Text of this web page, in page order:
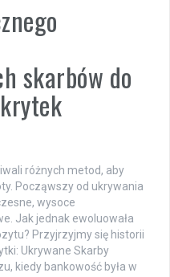
skarbów do
różnych metod, aby
Począwszy od ukrywania
wysoce
Jak jednak ewoluowała
Przyjrzyjmy się historii
Ukrywane Skarby
kiedy bankowość była w